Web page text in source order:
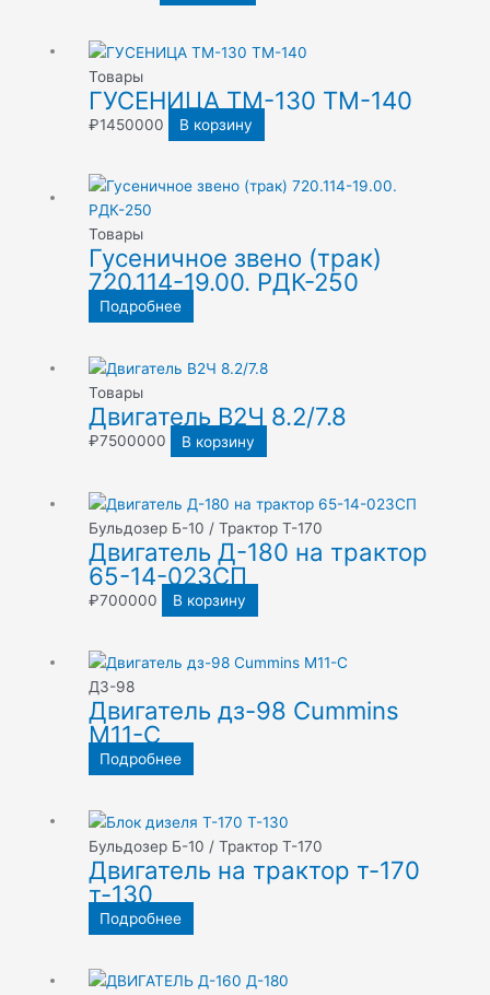
Товары
ГУСЕНИЦА ТМ-130 ТМ-140
₽1450000 В корзину
Товары
Гусеничное звено (трак)
720.114-19.00. РДК-250
Подробнее
Товары
Двигатель В2Ч 8.2/7.8
₽7500000 В корзину
Бульдозер Б-10 / Трактор Т-170
Двигатель Д-180 на трактор
65-14-023СП
₽700000 В корзину
ДЗ-98
Двигатель дз-98 Cummins
M11-C
Подробнее
Бульдозер Б-10 / Трактор Т-170
Двигатель на трактор т-170
т-130
Подробнее